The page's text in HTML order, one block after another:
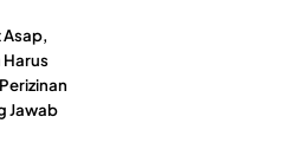
Harus
Jawab